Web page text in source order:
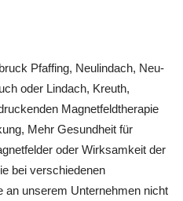
Pfaffing, Neulindach, Neu-
oder Lindach, Kreuth,
Magnetfeldtherapie
Mehr Gesundheit für
oder Wirksamkeit der
bei verschiedenen
an unserem Unternehmen nicht